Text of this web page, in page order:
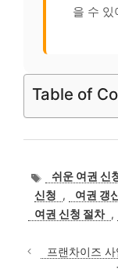
을 수 있
Table of
태
그
쉬운 여권 신
신청
, 여권 갱
여권 신청 절차 ,
프랜차이즈